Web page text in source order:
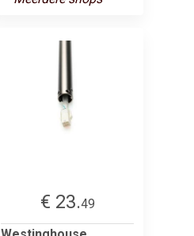
€ 23.49